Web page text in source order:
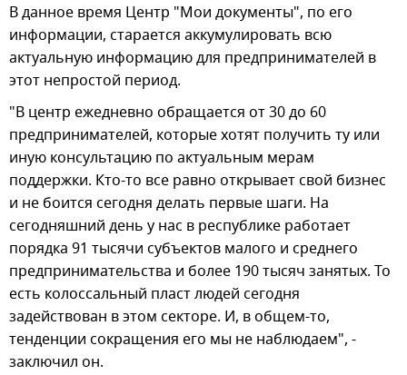
В данное время Центр "Мои документы", по его
информации, старается аккумулировать всю
актуальную информацию для предпринимателей в
этот непростой период.
"В центр ежедневно обращается от 30 до 60
предпринимателей, которые хотят получить ту или
иную консультацию по актуальным мерам
поддержки. Кто-то все равно открывает свой бизнес
и не боится сегодня делать первые шаги. На
сегодняшний день у нас в республике работает
порядка 91 тысячи субъектов малого и среднего
предпринимательства и более 190 тысяч занятых. То
есть колоссальный пласт людей сегодня
задействован в этом секторе. И, в общем-то,
тенденции сокращения его мы не наблюдаем", -
заключил он.